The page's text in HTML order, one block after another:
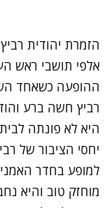
הזמרת יהודית
אלפי תושבי ראש
ההופעה כשאחד
רביץ חשה ברע
היא לא פונתה
יחסי הציבור של
למופע בחדר
מוחזק טוב והיא